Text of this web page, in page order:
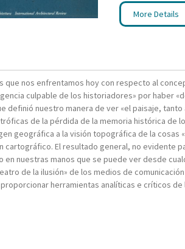
More Details
que nos enfrentamos hoy con respecto al
culpable de los historiadores» por haber
definió nuestro manera de ver «el paisaje,
de la pérdida de la memoria histórica de
geográfica a la visión topográfica de la
cartográfico. El resultado general, no evidente
en nuestras manos que se puede ver desde
de la ilusión» de los medios de
herramientas analíticas e críticos de